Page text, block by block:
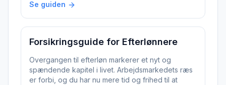
Se guiden
Forsikringsguide for Efterlønnere
Overgangen til efterløn markerer et nyt og
spændende kapitel i livet. Arbejdsmarkedets ræs
er forbi, og du har nu mere tid og frihed til at